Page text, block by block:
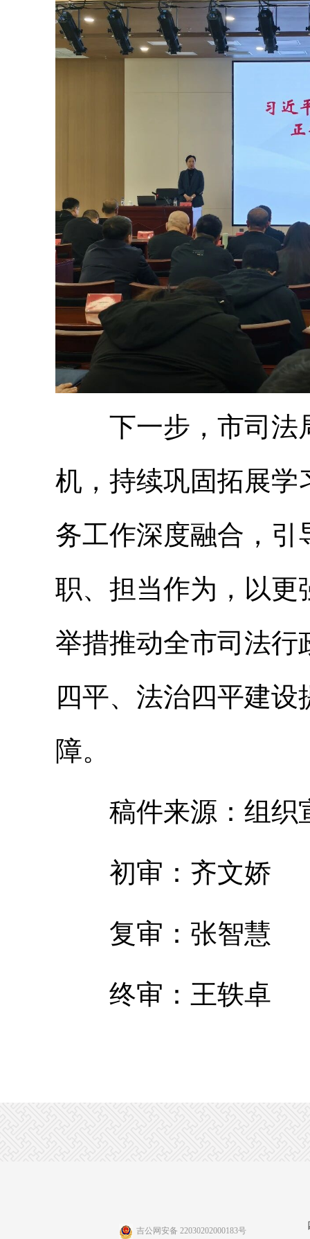
下一步，市司法
机，持续巩固拓展学
务工作深度融合，引
职、担当作为，以更
举措推动全市司法行
四平、法治四平建
障。
稿件来源：组织
初审：齐文娇
复审：张智慧
终审：王轶卓
吉公网安备 22030202000183号